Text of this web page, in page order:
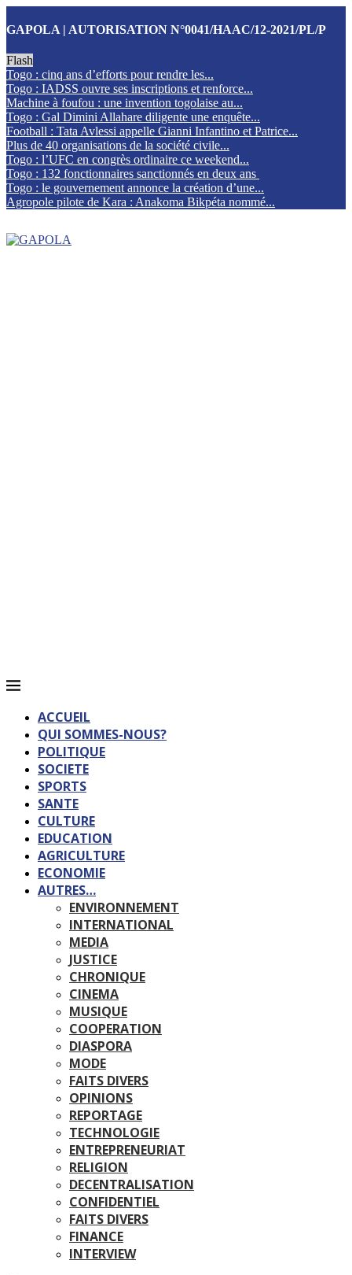
GAPOLA | AUTORISATION N°0041/HAAC/12-2021/PL/P
Flash
Togo : cinq ans d’efforts pour rendre les...
Togo : IADSS ouvre ses inscriptions et renforce...
Machine à foufou : une invention togolaise au...
Togo : Gal Dimini Allahare diligente une enquête...
Football : Tata Avlessi appelle Gianni Infantino et Patrice...
Plus de 40 organisations de la société civile...
Togo : l’UFC en congrès ordinaire ce weekend...
Togo : 132 fonctionnaires sanctionnés en deux ans
Togo : le gouvernement annonce la création d’une...
Agropole pilote de Kara : Anakoma Bikpéta nommé...
ACCUEIL
QUI SOMMES-NOUS?
POLITIQUE
SOCIETE
SPORTS
SANTE
CULTURE
EDUCATION
AGRICULTURE
ECONOMIE
AUTRES…
ENVIRONNEMENT
INTERNATIONAL
MEDIA
JUSTICE
CHRONIQUE
CINEMA
MUSIQUE
COOPERATION
DIASPORA
MODE
FAITS DIVERS
OPINIONS
REPORTAGE
TECHNOLOGIE
ENTREPRENEURIAT
RELIGION
DECENTRALISATION
CONFIDENTIEL
FAITS DIVERS
FINANCE
INTERVIEW